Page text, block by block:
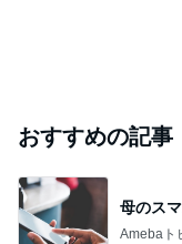
おすすめの記事
母のス
Amebaト